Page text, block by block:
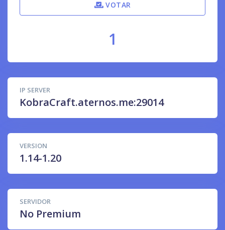
IP SERVER
KobraCraft.aternos.me:29014
VERSION
1.14-1.20
SERVIDOR
No Premium
VOTAR
1